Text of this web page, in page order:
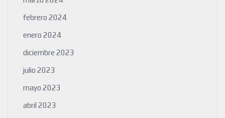
febrero 2024
enero 2024
diciembre 2023
julio 2023
mayo 2023
abril 2023